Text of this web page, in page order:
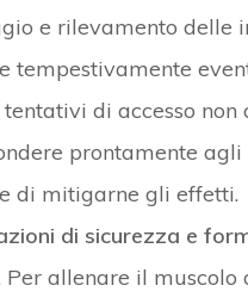
e rilevamento delle
tempestivamente
tentativi di accesso non
prontamente
di mitigarne gli effetti.
di sicurezza e
Per allenare il muscolo